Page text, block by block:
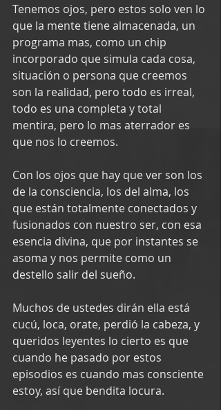
Tenemos ojos, pero estos solo ven lo
que la mente tiene almacenada, un
programa mas, como un chip
incorporado que simula cada cosa,
situación o persona que creemos
son la realidad, pero todo es irreal,
todo es una completa y total
mentira, pero lo mas aterrador es
que nos lo creemos.
Con los ojos que hay que ver son los
de la consciencia, los del alma, los
que están totalmente conectados y
fusionados con nuestro ser, con esa
esencia divina, que por instantes se
asoma y nos permite como un
destello salir del sueño.
Muchos de ustedes dirán ella está
cucú, loca, orate, perdió la cabeza, y
queridos leyentes lo cierto es que
cuando he pasado por estos
episodios es cuando mas consciente
estoy, así que bendita locura.